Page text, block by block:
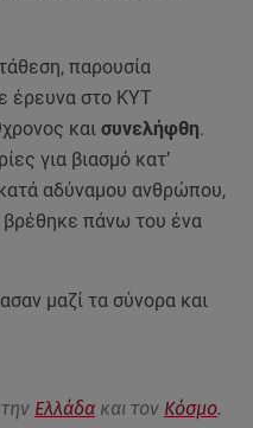
παρουσία
έρευνα στο ΚΥΤ
και συνελήφθη.
για βιασμό κατ’
αδύναμου ανθρώπου,
πάνω του ένα
μαζί τα σύνορα και
Ελλάδα και τον Κόσμο.